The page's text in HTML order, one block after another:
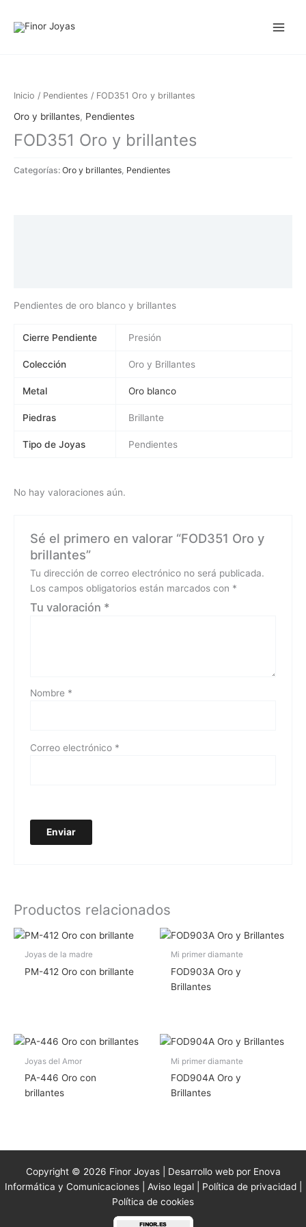
Inicio / Pendientes / FOD351 Oro y brillantes
Oro y brillantes, Pendientes
FOD351 Oro y brillantes
Categorías: Oro y brillantes Pendientes
Pendientes de oro blanco y brillantes
Cierre Pendiente Presión
Colección Oro y Brillantes
Metal Oro blanco
Piedras Brillante
Tipo de Joyas Pendientes
No hay valoraciones aún.
Sé el primero en valorar “FOD351 Oro y
brillantes”
Tu dirección de correo electrónico no será publicada.
Los campos obligatorios están marcados con *
Tu valoración *
Nombre *
Correo electrónico *
Productos relacionados
Joyas de la madre
PM-412 Oro con brillante
Mi primer diamante
FOD903A Oro y
Brillantes
Joyas del Amor
PA-446 Oro con
brillantes
Mi primer diamante
FOD904A Oro y
Brillantes
Copyright © 2026 Finor Joyas | Desarrollo web por Enova
Informática y Comunicaciones | Aviso legal| Política de privacidad|
Política de cookies